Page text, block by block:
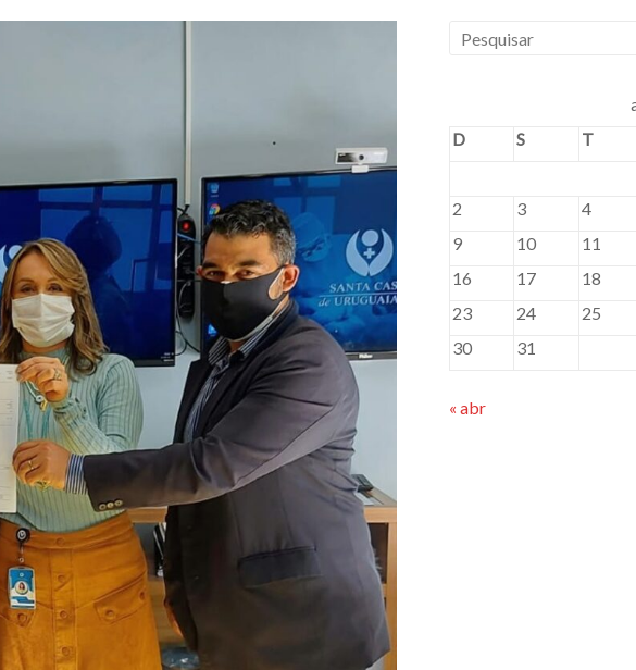
D
S T
2
3 4
9
10 11
16
17 18
23
24 25
30
31
« abr